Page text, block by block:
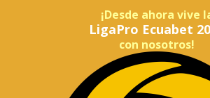
¡Desde ahora vive
LigaPro Ecuabet
con nosotros!